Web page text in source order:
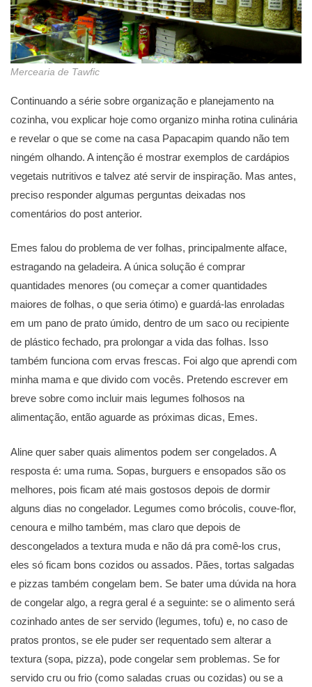
Mercearia de Tawfic
Continuando a série sobre organização e planejamento na
cozinha, vou explicar hoje como organizo minha rotina culinária
e revelar o que se come na casa Papacapim quando não tem
ningém olhando. A intenção é mostrar exemplos de cardápios
vegetais nutritivos e talvez até servir de inspiração. Mas antes,
preciso responder algumas perguntas deixadas nos
comentários do post anterior.
Emes falou do problema de ver folhas, principalmente alface,
estragando na geladeira. A única solução é comprar
quantidades menores (ou começar a comer quantidades
maiores de folhas, o que seria ótimo) e guardá-las enroladas
em um pano de prato úmido, dentro de um saco ou recipiente
de plástico fechado, pra prolongar a vida das folhas. Isso
também funciona com ervas frescas. Foi algo que aprendi com
minha mama e que divido com vocês. Pretendo escrever em
breve sobre como incluir mais legumes folhosos na
alimentação, então aguarde as próximas dicas, Emes.
Aline quer saber quais alimentos podem ser congelados. A
resposta é: uma ruma. Sopas, burguers e ensopados são os
melhores, pois ficam até mais gostosos depois de dormir
alguns dias no congelador. Legumes como brócolis, couve-flor,
cenoura e milho também, mas claro que depois de
descongelados a textura muda e não dá pra comê-los crus,
eles só ficam bons cozidos ou assados. Pães, tortas salgadas
e pizzas também congelam bem. Se bater uma dúvida na hora
de congelar algo, a regra geral é a seguinte: se o alimento será
cozinhado antes de ser servido (legumes, tofu) e, no caso de
pratos prontos, se ele puder ser requentado sem alterar a
textura (sopa, pizza), pode congelar sem problemas. Se for
servido cru ou frio (como saladas cruas ou cozidas) ou se a